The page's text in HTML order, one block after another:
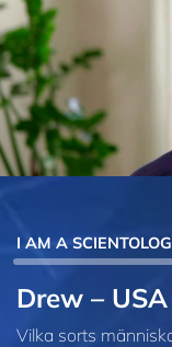
I AM A
Drew – USA
Vilka sorts